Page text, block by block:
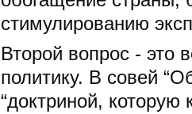
стимулированию
Второй вопрос - это
политику. В совей
“доктриной, которую